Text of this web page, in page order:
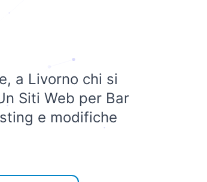
a Livorno chi si
Siti Web per Bar
e modifiche